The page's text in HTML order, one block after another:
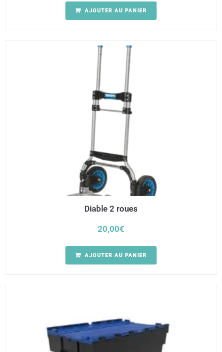
AJOUTER AU PANIER
Diable 2 roues
20,00€
AJOUTER AU PANIER